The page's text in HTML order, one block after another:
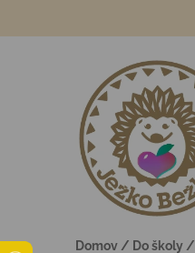
Domov / Do školy /